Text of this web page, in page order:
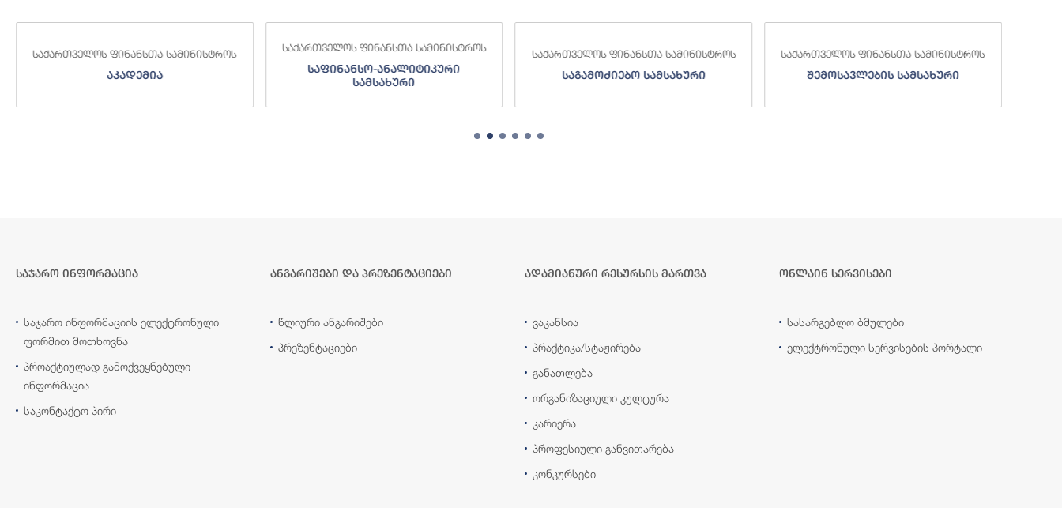
საქართველოს ფინანსთა სამინისტროს
აკადემია
საქართველოს ფინანსთა სამინისტროს
საფინანსო-ანალიტიკური
სამსახური
საქართველოს ფინანსთა სამინისტროს
საგამოძიებო სამსახური
საქართველოს ფინანსთა სამინისტროს
შემოსავლების სამსახური
საჯარო ინფორმაცია
საჯარო ინფორმაციის ელექტრონული
ფორმით მოთხოვნა
პროაქტიულად გამოქვეყნებული
ინფორმაცია
საკონტაქტო პირი
ანგარიშები და პრეზენტაციები
წლიური ანგარიშები
პრეზენტაციები
ადამიანური რესურსის მართვა
ვაკანსია
პრაქტიკა/სტაჟირება
განათლება
ორგანიზაციული კულტურა
კარიერა
პროფესიული განვითარება
კონკურსები
ონლაინ სერვისები
სასარგებლო ბმულები
ელექტრონული სერვისების პორტალი